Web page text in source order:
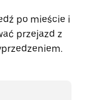
po mieście i
przejazd z